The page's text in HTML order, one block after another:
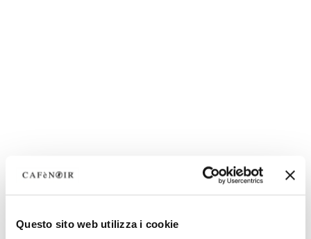
Questo sito web utilizza i cookie